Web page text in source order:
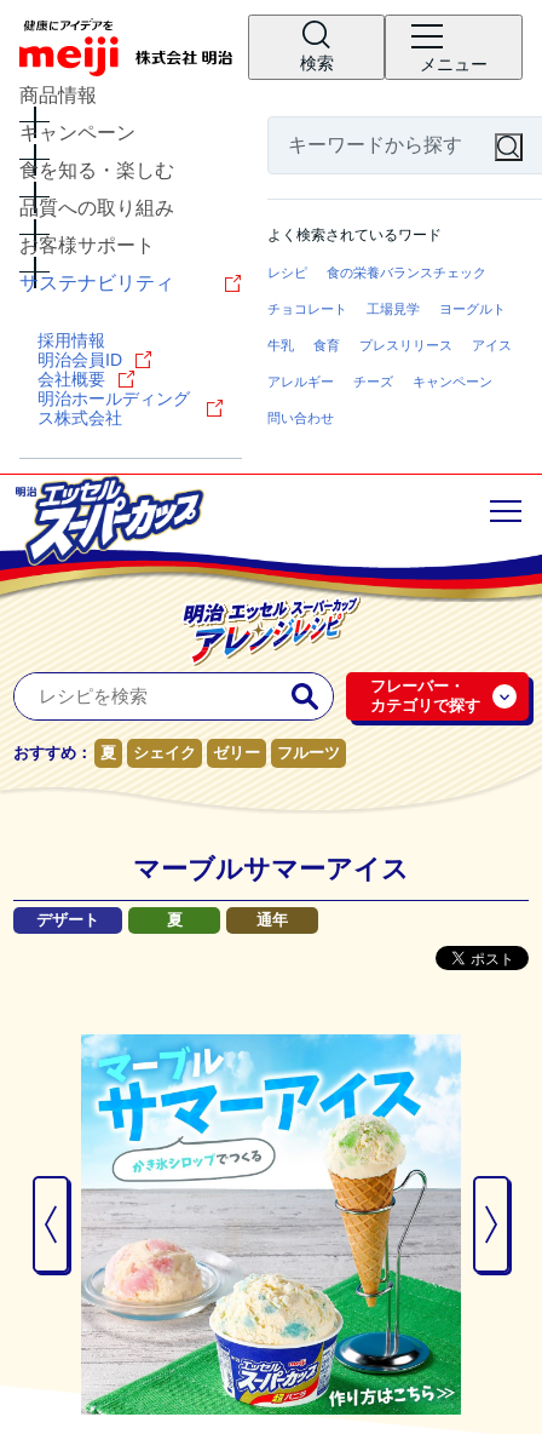
検索 メニュー
商品情報
キャンペーン
食を知る・楽しむ
品質への取り組み
お客様サポート
サステナビリティ
採用情報
明治会員ID
会社概要
明治ホールディング
ス株式会社
よく検索されているワード
レシピ 食の栄養バランスチェック
チョコレート 工場見学 ヨーグルト
牛乳 食育 プレスリリース アイス
アレルギー チーズ キャンペーン
問い合わせ
フレーバー・
カテゴリで探す
おすすめ： 夏 シェイク ゼリー フルーツ
マーブルサマーアイス
デザート 夏 通年